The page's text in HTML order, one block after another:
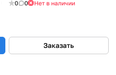
0 0 Нет в наличии
Заказать